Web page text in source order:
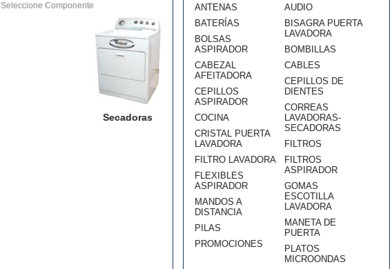
Seleccione Componente
Secadoras
ANTENAS
BATERÍAS
BOLSAS
ASPIRADOR
CABEZAL
AFEITADORA
CEPILLOS
ASPIRADOR
COCINA
CRISTAL PUERTA
LAVADORA
FILTRO LAVADORA
FLEXIBLES
ASPIRADOR
MANDOS A
DISTANCIA
PILAS
PROMOCIONES
AUDIO
BISAGRA PUERTA
LAVADORA
BOMBILLAS
CABLES
CEPILLOS DE
DIENTES
CORREAS
LAVADORAS-
SECADORAS
FILTROS
FILTROS
ASPIRADOR
GOMAS
ESCOTILLA
LAVADORA
MANETA DE
PUERTA
PLATOS
MICROONDAS